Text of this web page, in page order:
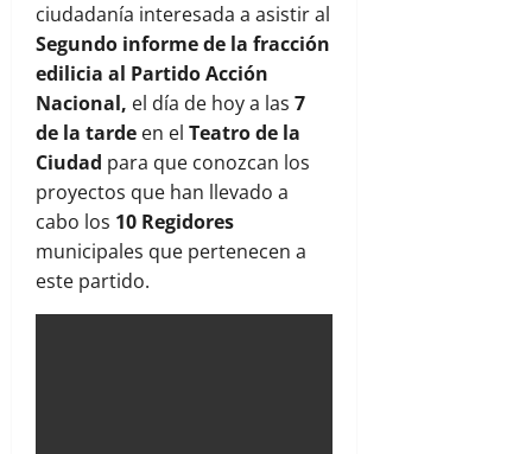
ciudadanía interesada a asistir al
Segundo informe de la fracción
edilicia al Partido Acción
Nacional, el día de hoy a las 7
de la tarde en el Teatro de la
Ciudad para que conozcan los
proyectos que han llevado a
cabo los 10 Regidores
municipales que pertenecen a
este partido.